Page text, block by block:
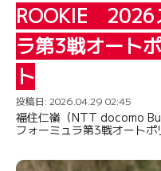
ROOKIE 2026
ラ第3戦オート
ト
投稿日: 2026.04.29 02:45
福住仁嶺（NTT docomo
フォーミュラ第3戦オートポ